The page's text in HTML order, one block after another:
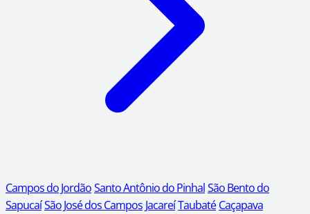
Campos do JordãoSanto Antônio do PinhalSão Bento do
SapucaíSão José dos Campos JacareíTaubaté Caçapava